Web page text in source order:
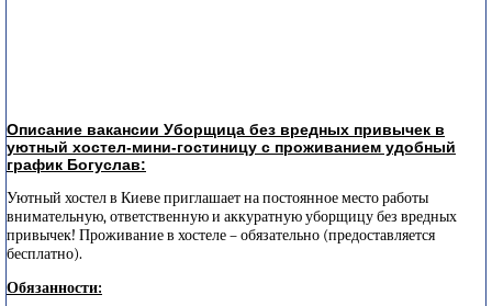
Описание вакансии Уборщица без вредных привычек в
уютный хостел-мини-гостиницу с проживанием удобный
график Богуслав:
Уютный хостел в Киеве приглашает на постоянное место работы
внимательную, ответственную и аккуратную уборщицу без вредных
привычек! Проживание в хостеле – обязательно (предоставляется
бесплатно).
Обязанности: